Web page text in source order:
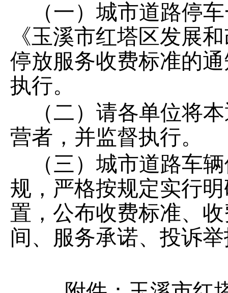
（一） 城市道路停
《玉溪市红塔区发展
停放服务收费标准的
执行。
（二）请各单位将
营者，并监督执行。
（三）城市道路车
规，严格按规定实行
置，公布收费标准、
间、服务承诺、投诉